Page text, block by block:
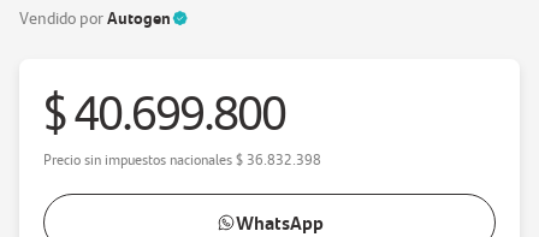
Vendido porAutogen
$ 40.699.800
Precio sin impuestos nacionales$ 36.832.398
WhatsApp